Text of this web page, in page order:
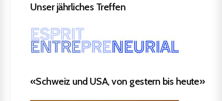
Unser jährliches Treffen
«Schweiz und USA, von gestern bis heute»